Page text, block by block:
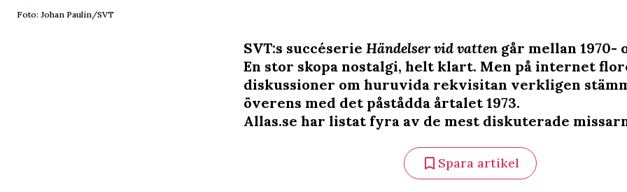
Foto: Johan Paulin/SVT
SVT:s succéserie Händelser vid vatten går mellan 1970-
En stor skopa nostalgi, helt klart. Men på internet
diskussioner om huruvida rekvisitan verkligen
överens med det påstådda årtalet 1973.
Allas.se har listat fyra av de mest diskuterade
Spara artikel